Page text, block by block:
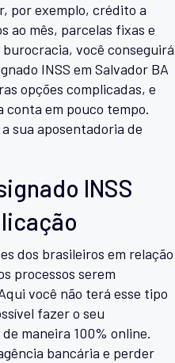
por exemplo, crédito a
ao mês, parcelas fixas e
você conseguirá
INSS em Salvador BA
opções complicadas, e
conta em pouco tempo.
sua aposentadoria de
INSS
dos brasileiros em relação
processos serem
você não terá esse tipo
fazer o seu
maneira 100% online.
bancária e perder